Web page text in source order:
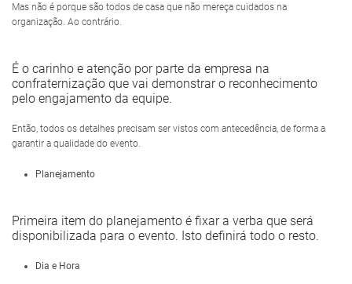
Mas não é porque são todos de casa que não mereça cuidados na
organização. Ao contrário.
É o carinho e atenção por parte da empresa na
confraternização que vai demonstrar o reconhecimento
pelo engajamento da equipe.
Então, todos os detalhes precisam ser vistos com antecedência, de forma a
garantir a qualidade do evento.
Planejamento
Primeira item do planejamento é fixar a verba que será
disponibilizada para o evento. Isto definirá todo o resto.
Dia e Hora